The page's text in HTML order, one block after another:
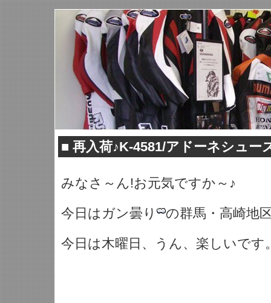
■ 再入荷♪K-4581/アドーネシュ
みなさ～ん!お元気ですか～♪
今日はガン曇り
の群馬・高崎地
今日は木曜日、うん、楽しいです